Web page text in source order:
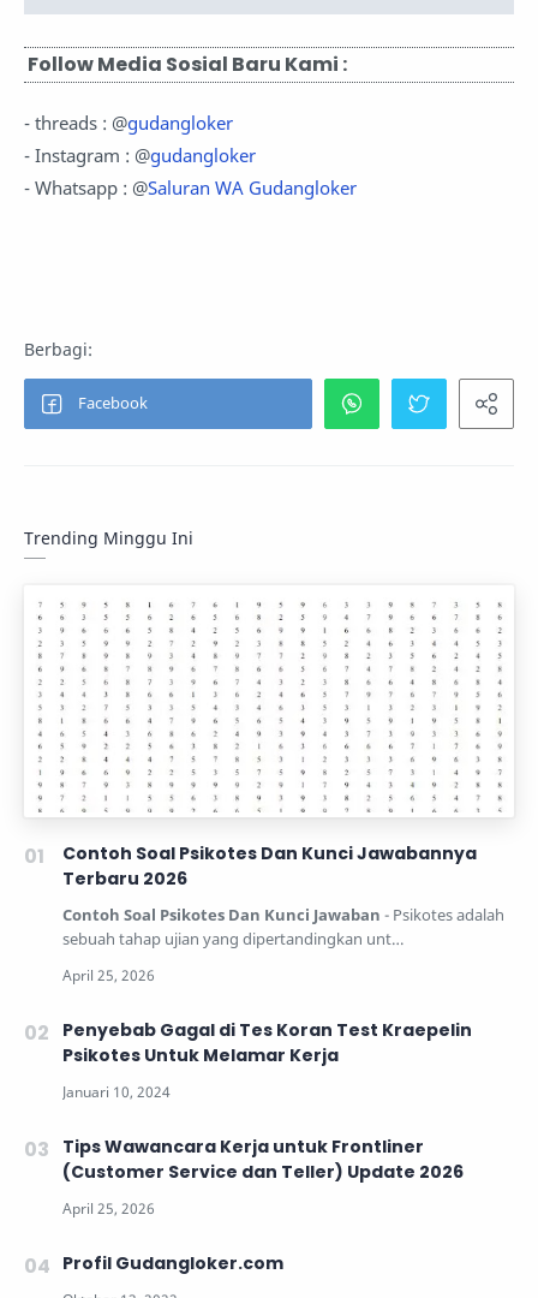
Follow Media Sosial Baru Kami :
- threads : @gudangloker
- Instagram : @gudangloker
- Whatsapp : @Saluran WA Gudangloker
Trending Minggu Ini
Contoh Soal Psikotes Dan Kunci Jawabannya
Terbaru 2026
Contoh Soal Psikotes Dan Kunci Jawaban - Psikotes adalah
sebuah tahap ujian yang dipertandingkan unt…
Penyebab Gagal di Tes Koran Test Kraepelin
Psikotes Untuk Melamar Kerja
Tips Wawancara Kerja untuk Frontliner
(Customer Service dan Teller) Update 2026
Profil Gudangloker.com